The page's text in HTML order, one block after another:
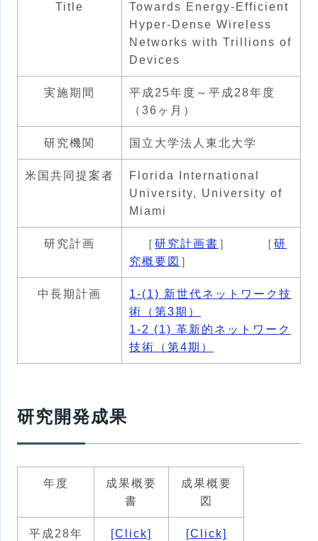
Title
Towards Energy-Efficient
Hyper-Dense Wireless
Networks with Trillions of
Devices
実施期間
平成25年度～平成28年度
（36ヶ月）
研究機関 国立大学法人東北大学
米国共同提案者
Florida International
University, University of
Miami
研究計画 ［ 研究計画書 ］ ［ 研
究概要図 ］
中長期計画
1-(1) 新世代ネットワーク技
術（第3期）
1-2 (1) 革新的ネットワーク
技術（第4期）
研究開発成果
年度
成果概要
書
成果概要
図
平成28年
[Click] [Click]